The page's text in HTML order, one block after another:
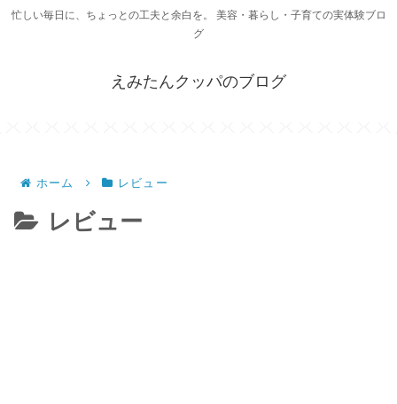
忙しい毎日に、ちょっとの工夫と余白を。 美容・暮らし・子育ての実体験ブロ
グ
えみたんクッパのブログ
ホーム レビュー
レビュー